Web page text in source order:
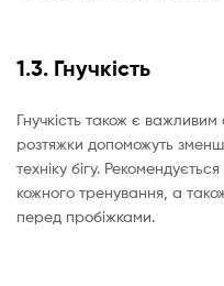
1.3. Гнучкість
Гнучкість також є важливим
розтяжки допоможуть
техніку бігу.
кожного тренування, а
перед пробіжками.